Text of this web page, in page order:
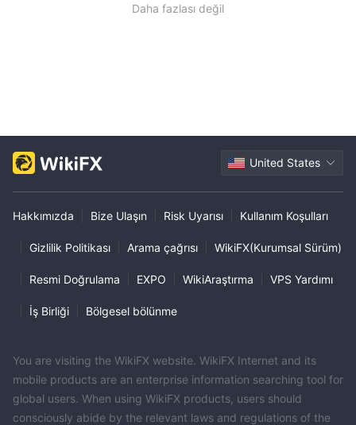
Daha fazlası değil
United States
Hakkımızda Bize Ulaşın Risk Uyarısı Kullanım Koşulları
Gizlilik Politikası Arama çağrısı WikiFX(Kurumsal Sürüm)
Resmi Doğrulama EXPO WikiAraştırma VPS Yardımı
İş Birliği Bölgesel bölünme
You are visiting the WikiFX website. WikiFX Internet and its
mobile products are an enterprise information searching tool for
global users. When using WikiFX products, users should
consciously abide by the relevant laws and regulations of the